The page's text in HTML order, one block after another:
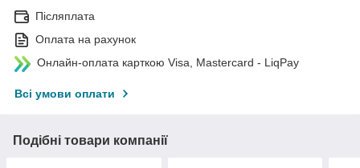
Післяплата
Оплата на рахунок
Онлайн-оплата карткою Visa, Mastercard - LiqPay
Всі умови оплати
Подібні товари компанії